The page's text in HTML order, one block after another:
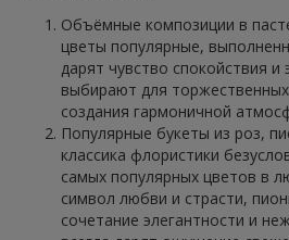
Объёмные композиции в
цветы популярные,
дарят чувство спокойствия и
выбирают для
создания гармоничной
Популярные букеты из роз,
классика флористики
самых популярных цветов в
символ любви и страсти,
сочетание элегантности и